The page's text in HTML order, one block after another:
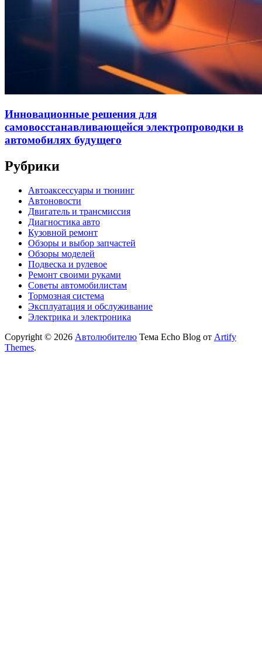
Инновационные решения для
самовосстанавливающейся электропроводки в
автомобилях будущего
Рубрики
Автоаксессуары и тюнинг
Автоновости
Двигатель и трансмиссия
Диагностика авто
Кузовной ремонт
Обзоры и выбор запчастей
Обзоры моделей
Подвеска и рулевое
Ремонт своими руками
Советы автомобилистам
Тормозная система
Эксплуатация и обслуживание
Электрика и электроника
Copyright © 2026 Автолюбителю Тема Echo Blog от Artify
Themes.